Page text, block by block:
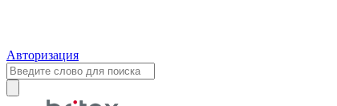
Авторизация